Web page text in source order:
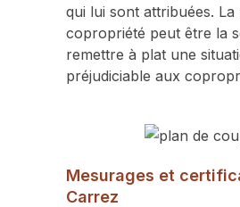
qui lui sont attribuées.
copropriété peut être la
remettre à plat une
préjudiciable aux
Mesurages et
Carrez